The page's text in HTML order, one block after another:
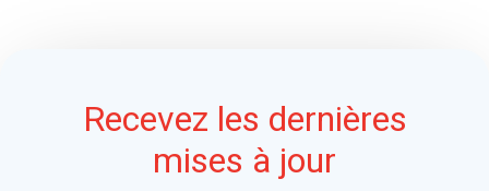
Recevez les dernières
mises à jour